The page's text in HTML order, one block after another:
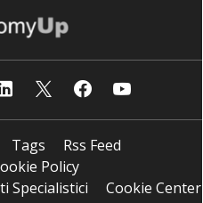
Tags
Rss Feed
Policy
Specialistici
Cookie Center